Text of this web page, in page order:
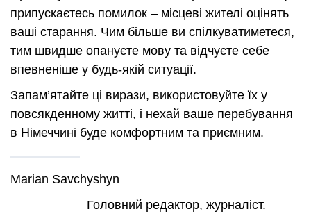
припускаєтесь помилок – місцеві жителі оцінять
ваші старання. Чим більше ви спілкуватиметеся,
тим швидше опануєте мову та відчуєте себе
впевненіше у будь-якій ситуації.
Запам’ятайте ці вирази, використовуйте їх у
повсякденному житті, і нехай ваше перебування
в Німеччині буде комфортним та приємним.
Marian Savchyshyn
Головний редактор, журналіст.